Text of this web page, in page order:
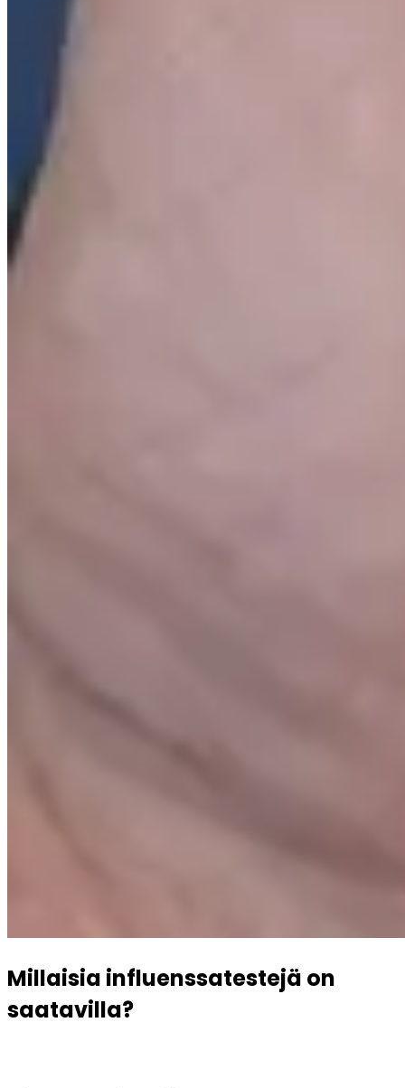
Millaisia influenssatestejä on
saatavilla?